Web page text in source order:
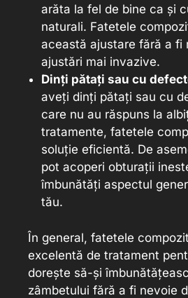
arăta la fel de bine ca și
naturali. Fatetele
această ajustare fără a fi
ajustări mai invazive.
Dinți pătați sau cu
aveți dinți pătați sau cu
care nu au răspuns la
tratamente, fatetele
soluție eficientă. De
pot acoperi obturații
îmbunătăți aspectul
tău.
În general, fatetele
excelentă de tratament
dorește să-și
zâmbetului fără a fi nevoie